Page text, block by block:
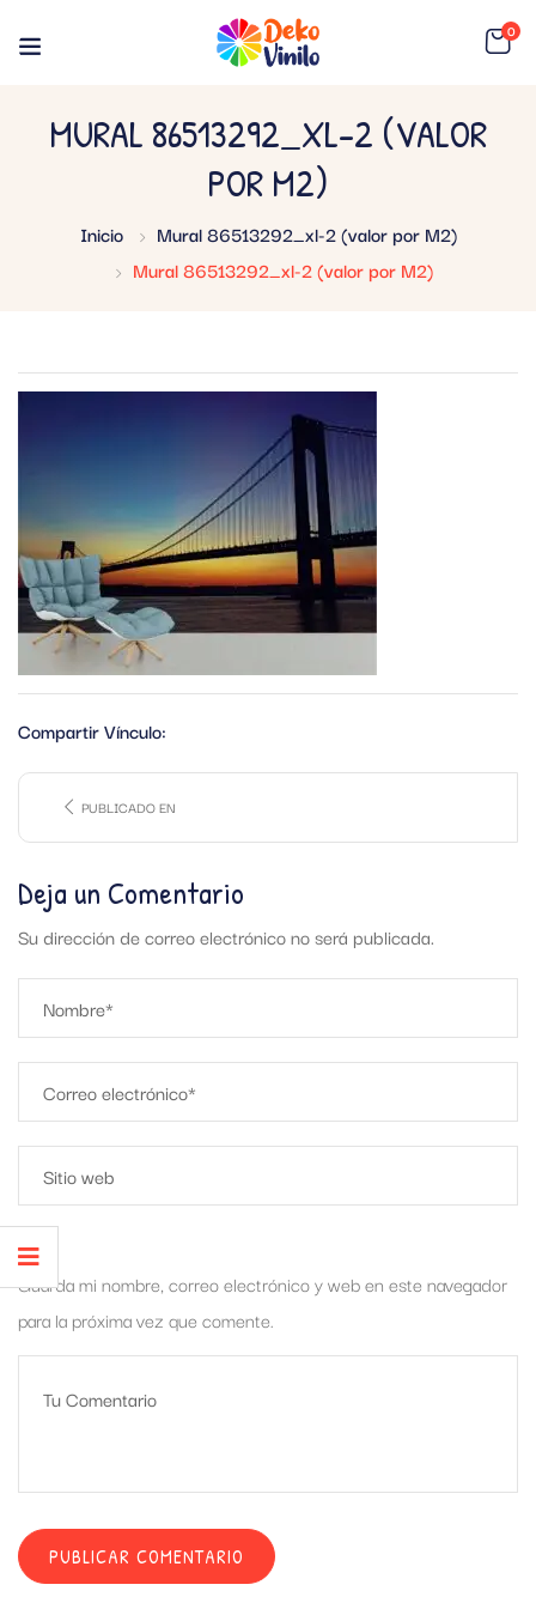
0
MURAL 86513292_XL-2 (VALOR
POR M2)
Inicio
Mural 86513292_xl-2 (valor por M2)
Mural 86513292_xl-2 (valor por M2)
Compartir Vínculo:
PUBLICADO EN
Deja un Comentario
Su dirección de correo electrónico no será publicada.
Guarda mi nombre, correo electrónico y web en este navegador
para la próxima vez que comente.